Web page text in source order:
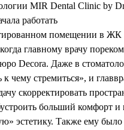
MIR Dental Clinic by
работать
помещении в ЖК
главному врачу
Decora. Даже в
к чему стремиться», и
скорректировать
больший комфорт и
эстетику. Также ему